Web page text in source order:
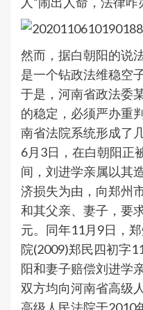
然而，据白朝阳的说
是一个钻政法维稳空
于是，河南省政法委
的稳定，必须严办重
南省法院系统形成了
6月3日，在白朝阳正
间，刘进学亲属以其
济损失为由，向郑州
和其父亲、妻子，要
元。同年11月9日，
院(2009)郑民四初字
阳和妻子赔偿刘进学
双方均向河南省高级